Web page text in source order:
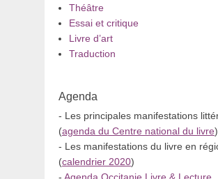
Théâtre
Essai et critique
Livre d’art
Traduction
Agenda
- Les principales manifestations
(agenda du Centre national du livre)
- Les manifestations du livre en
(calendrier 2020)
- Agenda Occitanie Livre & Lecture